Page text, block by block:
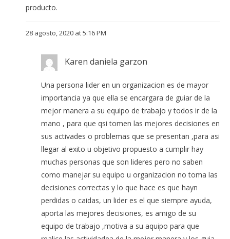
producto.
28 agosto, 2020 at 5:16 PM
Karen daniela garzon
Una persona lider en un organizacion es de mayor
importancia ya que ella se encargara de guiar de la
mejor manera a su equipo de trabajo y todos ir de la
mano , para que qsi tomen las mejores decisiones en
sus activades o problemas que se presentan ,para asi
llegar al exito u objetivo propuesto a cumplir hay
muchas personas que son lideres pero no saben
como manejar su equipo u organizacion no toma las
decisiones correctas y lo que hace es que hayn
perdidas o caidas, un lider es el que siempre ayuda,
aporta las mejores decisiones, es amigo de su
equipo de trabajo ,motiva a su aquipo para que